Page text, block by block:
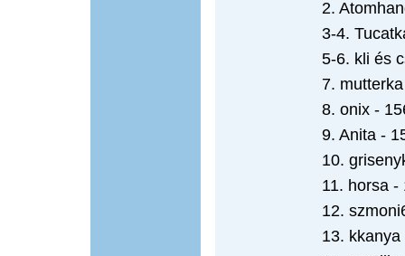
2.
3-4.
5-6. kli és
7.
8. onix -
9. Anita -
10.
11. horsa -
12.
13. kkanya